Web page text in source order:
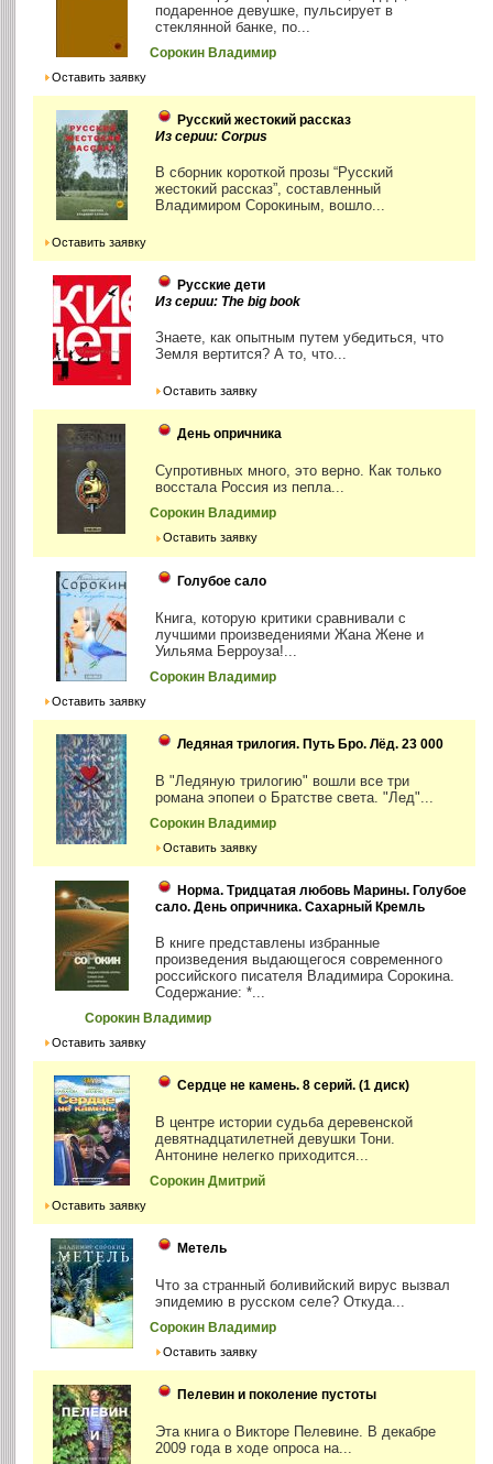
подаренное девушке, пульсирует в
стеклянной банке, по...
Сорокин Владимир
Оставить заявку
Русский жестокий рассказ
Из серии: Corpus
В сборник короткой прозы “Русский
жестокий рассказ”, составленный
Владимиром Сорокиным, вошло...
Оставить заявку
Русские дети
Из серии: The big book
Знаете, как опытным путем убедиться, что
Земля вертится? А то, что...
Оставить заявку
День опричника
Супротивных много, это верно. Как только
восстала Россия из пепла...
Сорокин Владимир
Оставить заявку
Голубое сало
Книга, которую критики сравнивали с
лучшими произведениями Жана Жене и
Уильяма Берроуза!...
Сорокин Владимир
Оставить заявку
Ледяная трилогия. Путь Бро. Лёд. 23 000
В "Ледяную трилогию" вошли все три
романа эпопеи о Братстве света. "Лед"...
Сорокин Владимир
Оставить заявку
Норма. Тридцатая любовь Марины. Голубое
сало. День опричника. Сахарный Кремль
В книге представлены избранные
произведения выдающегося современного
российского писателя Владимира Сорокина.
Содержание: *...
Сорокин Владимир
Оставить заявку
Сердце не камень. 8 серий. (1 диск)
В центре истории судьба деревенской
девятнадцатилетней девушки Тони.
Антонине нелегко приходится...
Сорокин Дмитрий
Оставить заявку
Метель
Что за странный боливийский вирус вызвал
эпидемию в русском селе? Откуда...
Сорокин Владимир
Оставить заявку
Пелевин и поколение пустоты
Эта книга о Викторе Пелевине. В декабре
2009 года в ходе опроса на...